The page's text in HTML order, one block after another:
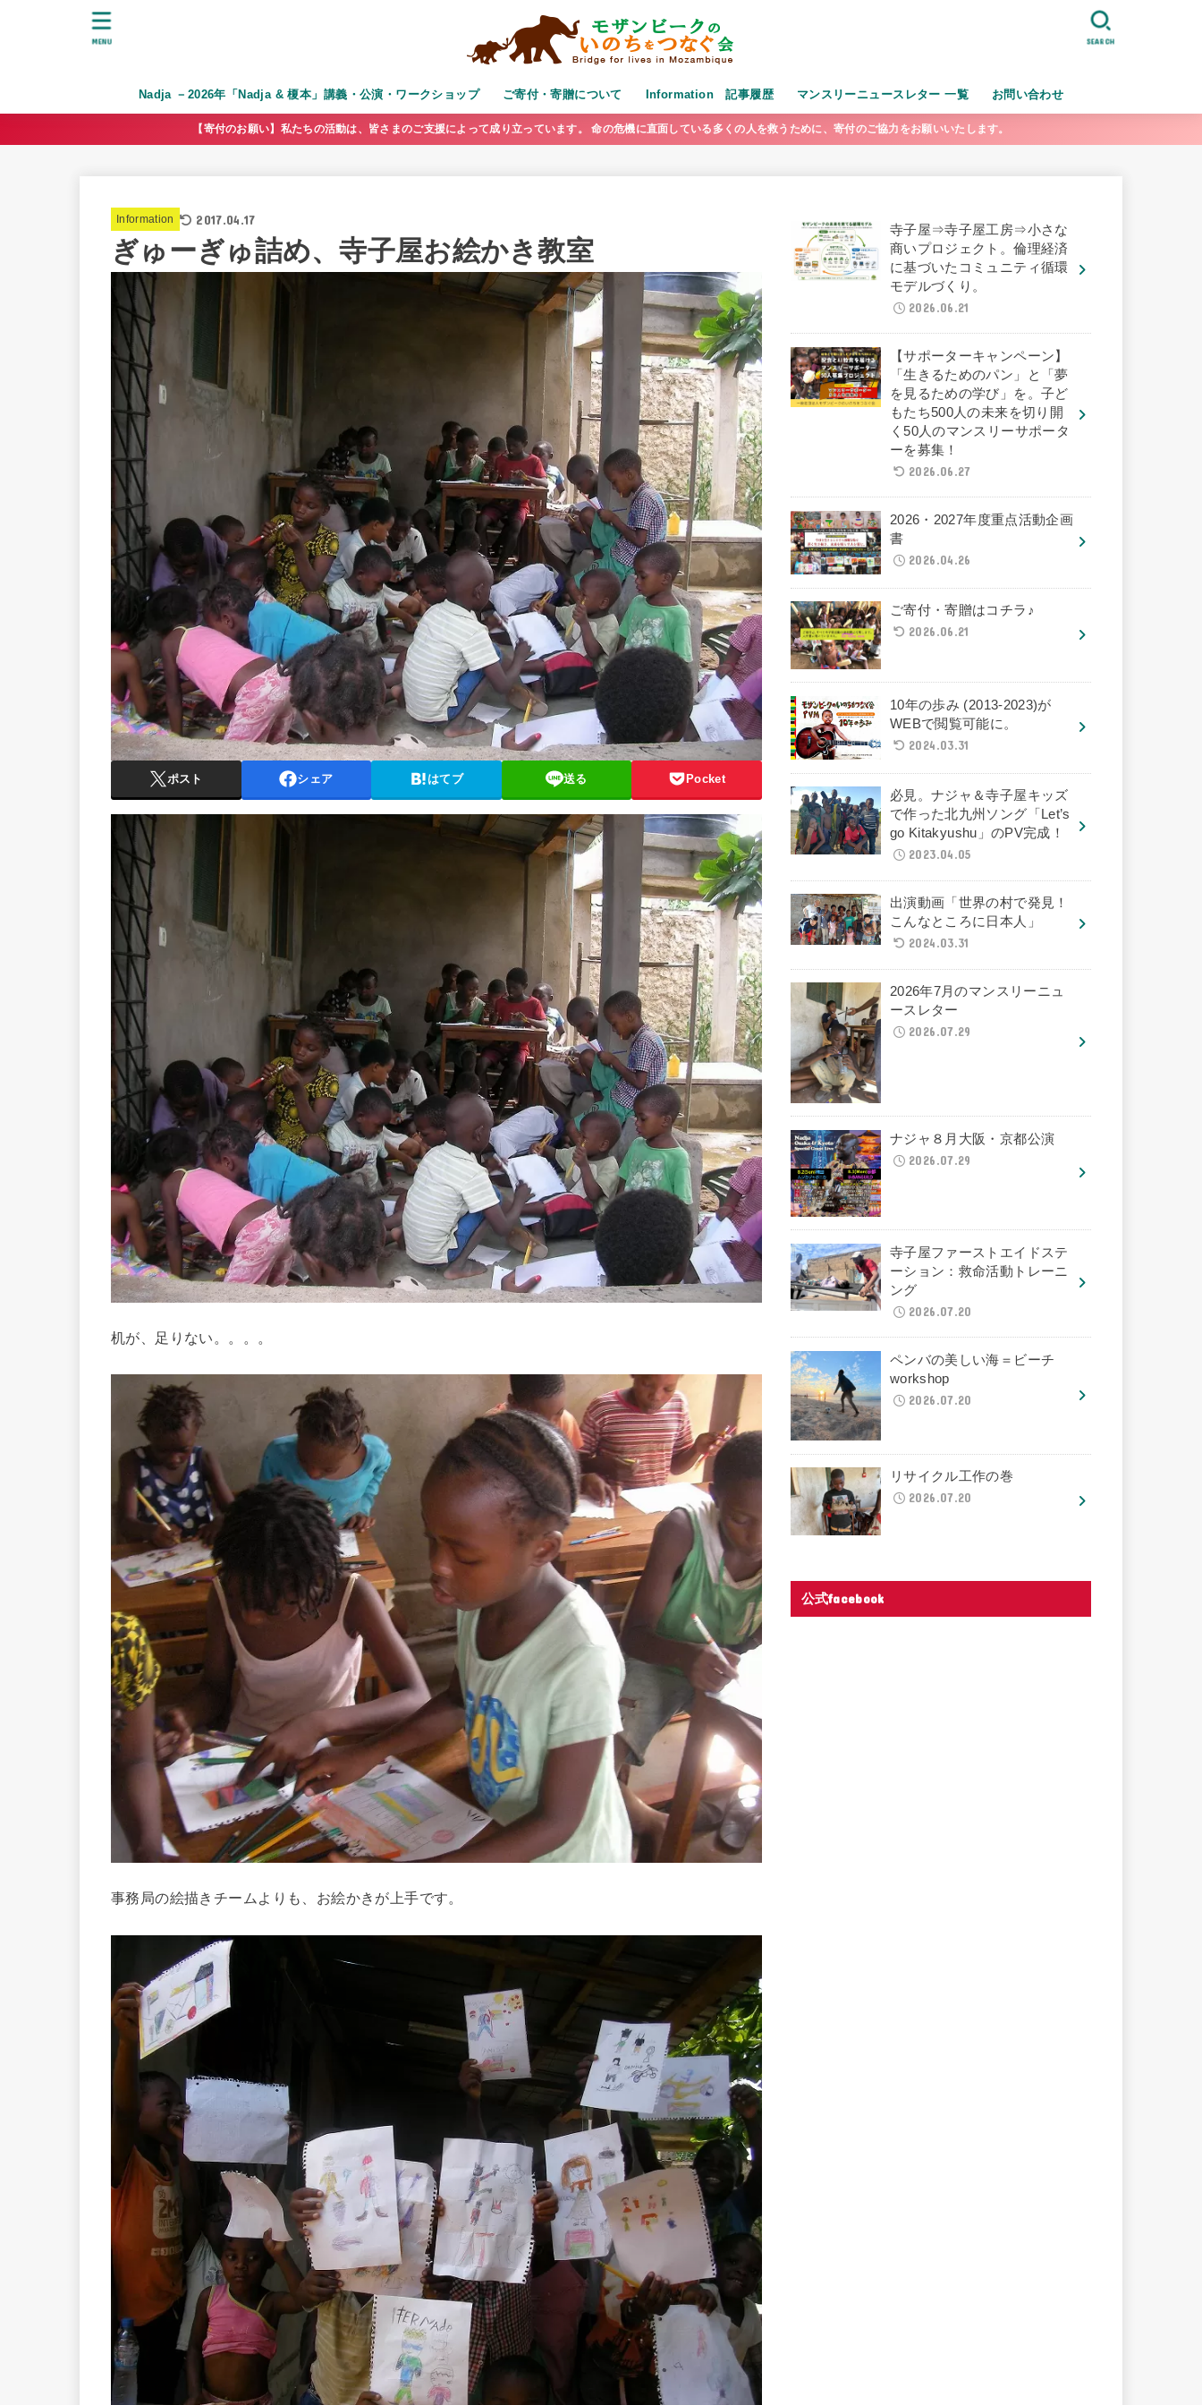
Nadja －2026年「Nadja & 榎本」講義・公演・ワークショップ ご寄付・寄贈について Information 記事履歴 マンスリーニュースレター 一覧 お問い合わせ
SEARCH
MENU
【寄付のお願い】私たちの活動は、皆さまのご支援によって成り立っています。 命の危機に直面している多くの人を救うために、寄付のご協力をお願いいたします。
Information 2017.04.17
ぎゅーぎゅ詰め、寺子屋お絵かき教室
ポスト シェア はてブ 送る Pocket
机が、足りない。。。。
事務局の絵描きチームよりも、お絵かきが上手です。
寺子屋⇒寺子屋工房⇒小さな
商いプロジェクト。倫理経済
に基づいたコミュニティ循環
モデルづくり。
2026.06.21
【サポーターキャンペーン】
「生きるためのパン」と「夢
を見るための学び」を。子ど
もたち500人の未来を切り開
く50人のマンスリーサポータ
ーを募集！
2026.06.27
2026・2027年度重点活動企画
書
2026.04.26
ご寄付・寄贈はコチラ♪
2026.06.21
10年の歩み (2013-2023)が
WEBで閲覧可能に。
2024.03.31
必見。ナジャ＆寺子屋キッズ
で作った北九州ソング「Let’s
go Kitakyushu」のPV完成！
2023.04.05
出演動画「世界の村で発見！
こんなところに日本人」
2024.03.31
2026年7月のマンスリーニュ
ースレター
2026.07.29
ナジャ８月大阪・京都公演
2026.07.29
寺子屋ファーストエイドステ
ーション：救命活動トレーニ
ング
2026.07.20
ペンバの美しい海＝ビーチ
workshop
2026.07.20
リサイクル工作の巻
2026.07.20
公式facebook